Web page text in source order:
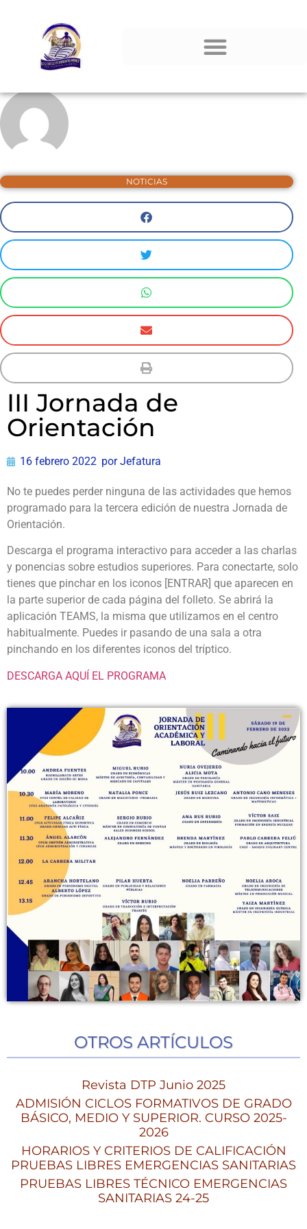
NOTICIAS
III Jornada de
Orientación
16 febrero 2022 porJefatura
No te puedes perder ninguna de las actividades que hemos
programado para la tercera edición de nuestra Jornada de
Orientación.
Descarga el programa interactivo para acceder a las charlas
y ponencias sobre estudios superiores. Para conectarte, solo
tienes que pinchar en los iconos [ENTRAR] que aparecen en
la parte superior de cada página del folleto. Se abrirá la
aplicación TEAMS, la misma que utilizamos en el centro
habitualmente. Puedes ir pasando de una sala a otra
pinchando en los diferentes iconos del tríptico.
DESCARGA AQUÍ EL PROGRAMA
OTROS ARTÍCULOS
Revista DTP Junio 2025
ADMISIÓN CICLOS FORMATIVOS DE GRADO
BÁSICO, MEDIO Y SUPERIOR. CURSO 2025-
2026
HORARIOS Y CRITERIOS DE CALIFICACIÓN
PRUEBAS LIBRES EMERGENCIAS SANITARIAS
PRUEBAS LIBRES TÉCNICO EMERGENCIAS
SANITARIAS 24-25